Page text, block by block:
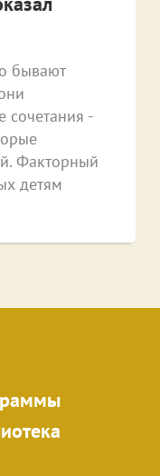
бывают
сочетания -
Факторный
детям